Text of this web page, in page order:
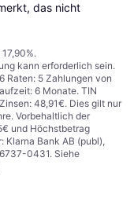
das nicht
kann erforderlich sein.
Raten: 5 Zahlungen von
6 Monate. TIN
48,91€. Dies gilt nur
Vorbehaltlich der
und Höchstbetrag
Klarna Bank AB (publ),
0431. Siehe